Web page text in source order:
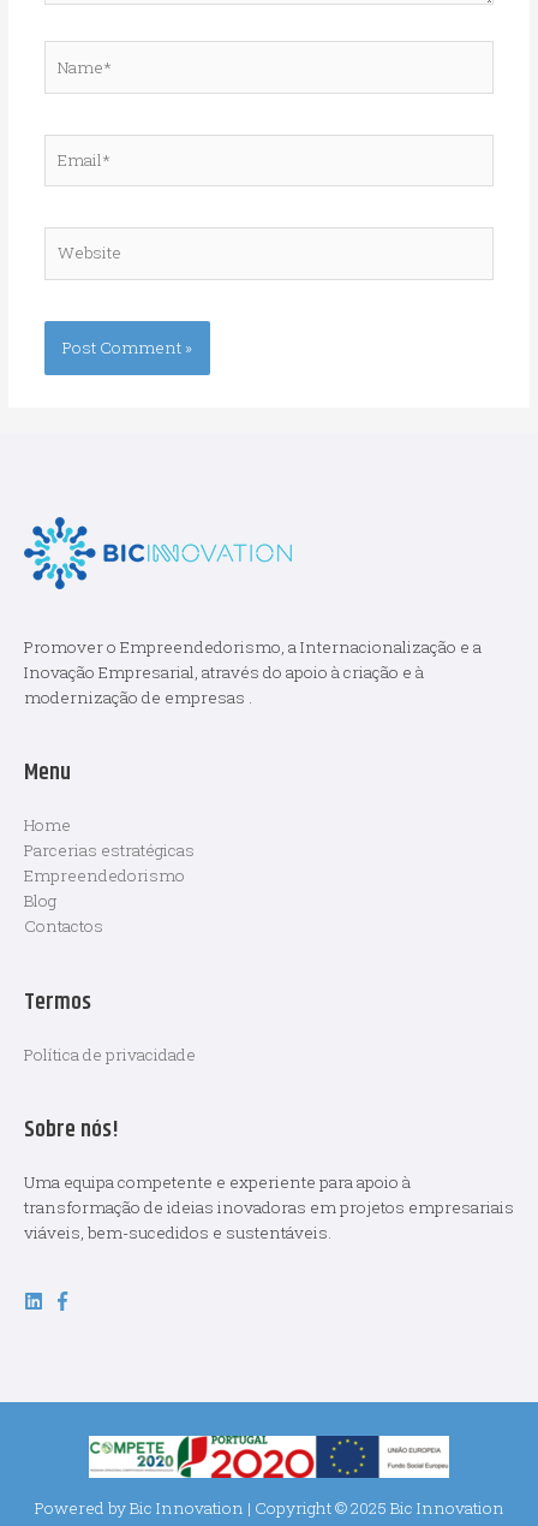
Promover o Empreendedorismo, a Internacionalização e a
Inovação Empresarial, através do apoio à criação e à
modernização de empresas .
Menu
Home
Parcerias estratégicas
Empreendedorismo
Blog
Contactos
Termos
Política de privacidade
Sobre nós!
Uma equipa competente e experiente para apoio à
transformação de ideias inovadoras em projetos empresariais
viáveis, bem-sucedidos e sustentáveis.
Powered byBic Innovation | Copyright © 2025 Bic Innovation